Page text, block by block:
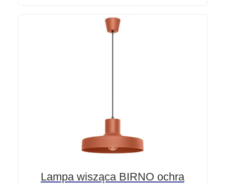
Lampa wisząca BIRNO ochra